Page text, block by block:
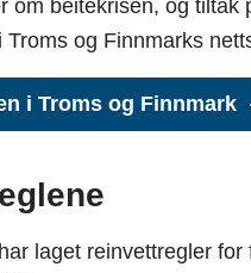
om beitekrisen, og tiltak
Troms og Finnmarks
i Troms og Finnmark
laget reinvettregler for